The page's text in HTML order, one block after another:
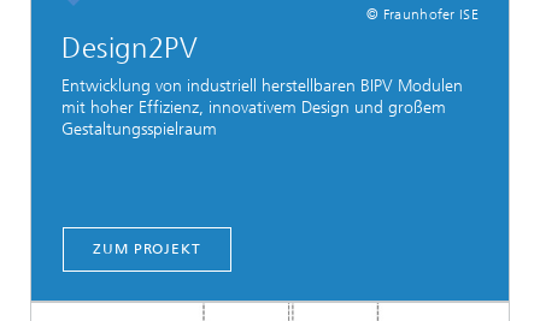
© Fraunhofer ISE
Design2PV
Entwicklung von industriell herstellbaren BIPV Modulen
mit hoher Effizienz, innovativem Design und großem
Gestaltungsspielraum
ZUM PROJEKT